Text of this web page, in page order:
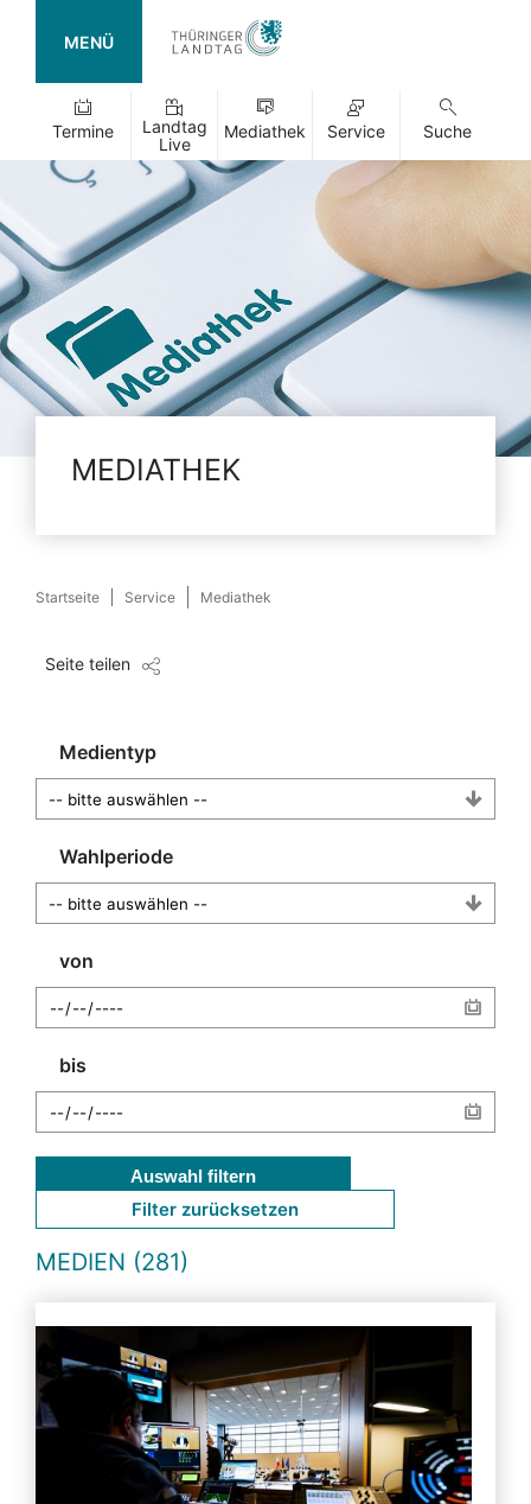
MENÜ
Termine
Landtag
Live
Mediathek Service Suche
MEDIATHEK
Startseite Service Mediathek
Seite teilen
Medientyp
Wahlperiode
von
bis
Auswahl filtern
Filter zurücksetzen
MEDIEN (281)